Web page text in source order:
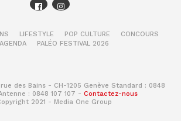
LIFESTYLE POP CULTURE
CONCOURS
AGENDA
PALÉO FESTIVAL 2026
des Bains - CH-1205 Genève Standard : 0848
: 0848 107 107 - Contactez-nous
2021 - Media One Group